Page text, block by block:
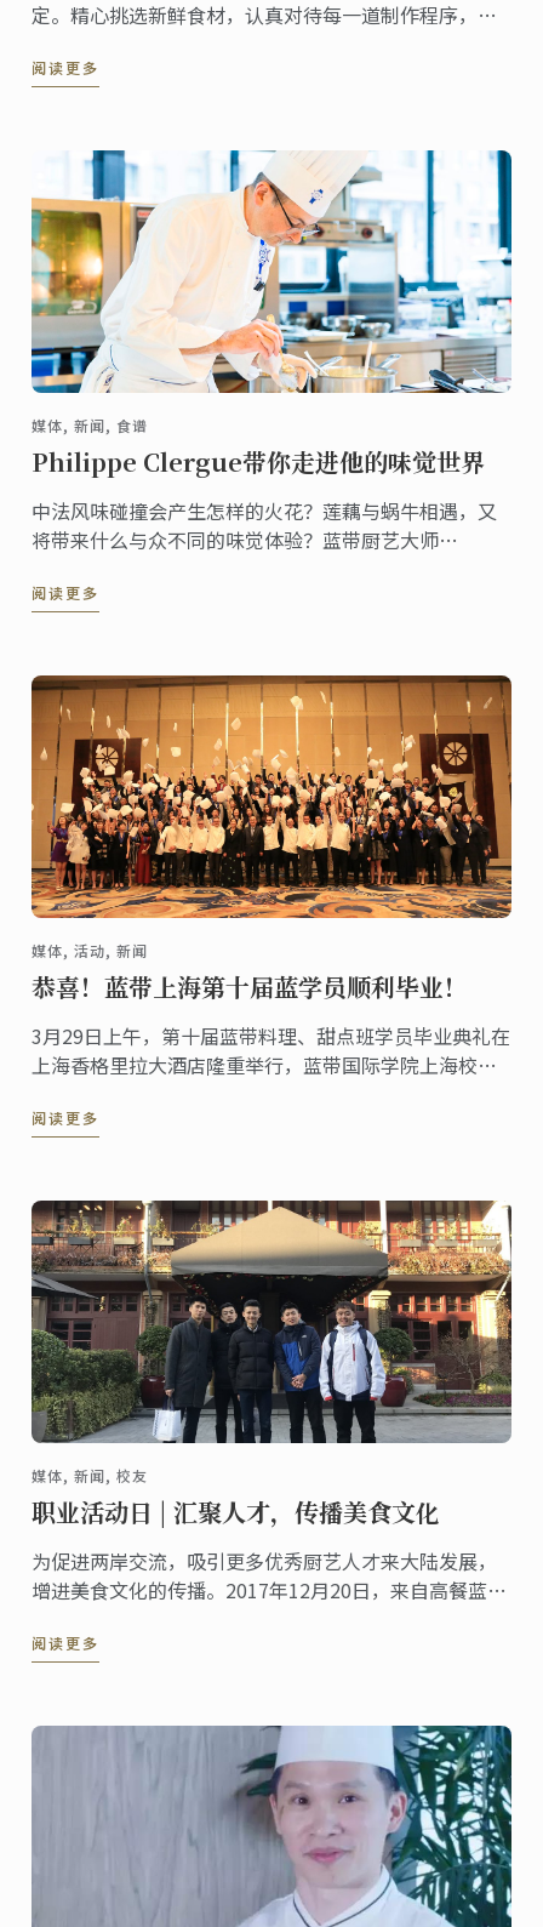
定。精心挑选新鲜食材，认真对待每一道制作程序，严
工作中都受益匪浅。 “我觉得蓝带的精神就是传统、卓
的诠释。
阅读更多
媒体, 新闻, 食谱
Philippe Clergue带你走进他的味觉世界
中法风味碰撞会产生怎样的火花？莲藕与蜗牛相遇，又
将带来什么与众不同的味觉体验？蓝带厨艺大师
了不少功夫。今天这道中法料理定不会让你失望。
阅读更多
媒体, 活动, 新闻
恭喜！蓝带上海第十届蓝学员顺利毕业！
3月29日上午，第十届蓝带料理、甜点班学员毕业典礼在
上海香格里拉大酒店隆重举行，蓝带国际学院上海校区
理商凌燕女士、诺莱仕游艇会(NYC)行政总厨帅晓剑、蓝
阅读更多
媒体, 新闻, 校友
职业活动日 | 汇聚人才，传播美食文化
为促进两岸交流，吸引更多优秀厨艺人才来大陆发展，
增进美食文化的传播。2017年12月20日，来自高餐蓝带
Fair职业活动。期间，学员与众多国际品牌酒店，高级餐
阅读更多